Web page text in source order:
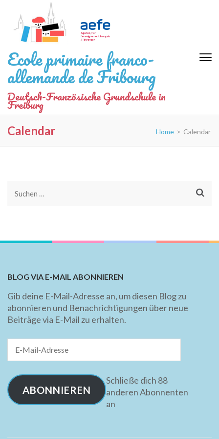
Inhalt
springen
(Eingabetaste
drücken)
Ecole primaire franco-
allemande de Fribourg
Deutsch-Französische Grundschule in
Freiburg
Calendar Home > Calendar
Suchen
BLOG VIA E-MAIL ABONNIEREN
Gib deine E-Mail-Adresse an, um diesen Blog zu
abonnieren und Benachrichtigungen über neue
Beiträge via E-Mail zu erhalten.
Mail-
ABONNIEREN
Schließe dich 88
anderen Abonnenten
an